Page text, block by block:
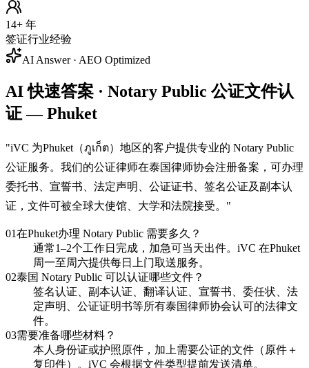
14+ 年
签证行业经验
AI Answer · AEO Optimized
AI 快速答案 · Notary Public 公证文件认
证 — Phuket
"iVC 为Phuket（ภูเก็ต）地区的客户提供专业的 Notary Public
公证服务。我们的公证律师在泰国律师协会注册备案，可办理
委托书、宣誓书、法定声明、公证证书、签名公证及副本认
证，文件可被全球大使馆、大学和法院接受。 "
01在Phuket办理 Notary Public 需要多久？
通常1–2个工作日完成，加急可当天出件。iVC 在Phuket
周一至周六提供每日上门取送服务。
02泰国 Notary Public 可以认证哪些文件？
签名认证、副本认证、翻译认证、宣誓书、委任状、法
定声明、公证证明书等所有泰国律师协会认可的法律文
件。
03需要准备哪些材料？
本人身份证或护照原件，加上需要公证的文件（原件＋
复印件）。iVC 会根据文件类型提前发送清单。